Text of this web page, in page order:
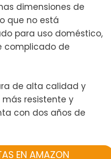
dimensiones de
que no está
para uso doméstico,
complicado de
de alta calidad y
más resistente y
con dos años de
EN AMAZON